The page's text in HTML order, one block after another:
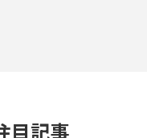
目記事